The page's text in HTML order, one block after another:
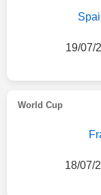
19/07/
World Cup
18/07/